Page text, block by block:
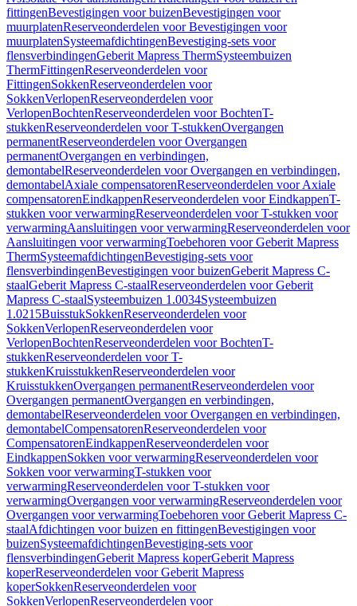
fittingenBevestigingen voor buizenBevestigingen voor
muurplatenReserveonderdelen voor Bevestigingen voor
muurplatenSysteemafdichtingenBevestiging-sets voor
flensverbindingenGeberit Mapress ThermSysteembuizen
ThermFittingenReserveonderdelen voor
FittingenSokkenReserveonderdelen voor
SokkenVerlopenReserveonderdelen voor
VerlopenBochtenReserveonderdelen voor BochtenT-
stukkenReserveonderdelen voor T-stukkenOvergangen
permanentReserveonderdelen voor Overgangen
permanentOvergangen en verbindingen,
demontabelReserveonderdelen voor Overgangen en verbindingen,
demontabelAxiale compensatorenReserveonderdelen voor Axiale
compensatorenEindkappenReserveonderdelen voor EindkappenT-
stukken voor verwarmingReserveonderdelen voor T-stukken voor
verwarmingAansluitingen voor verwarmingReserveonderdelen voor
Aansluitingen voor verwarmingToebehoren voor Geberit Mapress
ThermSysteemafdichtingenBevestiging-sets voor
flensverbindingenBevestigingen voor buizenGeberit Mapress C-
staalGeberit Mapress C-staalReserveonderdelen voor Geberit
Mapress C-staalSysteembuizen 1.0034Systeembuizen
1.0215BuisstukSokkenReserveonderdelen voor
SokkenVerlopenReserveonderdelen voor
VerlopenBochtenReserveonderdelen voor BochtenT-
stukkenReserveonderdelen voor T-
stukkenKruisstukkenReserveonderdelen voor
KruisstukkenOvergangen permanentReserveonderdelen voor
Overgangen permanentOvergangen en verbindingen,
demontabelReserveonderdelen voor Overgangen en verbindingen,
demontabelCompensatorenReserveonderdelen voor
CompensatorenEindkappenReserveonderdelen voor
EindkappenSokken voor verwarmingReserveonderdelen voor
Sokken voor verwarmingT-stukken voor
verwarmingReserveonderdelen voor T-stukken voor
verwarmingOvergangen voor verwarmingReserveonderdelen voor
Overgangen voor verwarmingToebehoren voor Geberit Mapress C-
staalAfdichtingen voor buizen en fittingenBevestigingen voor
buizenSysteemafdichtingenBevestiging-sets voor
flensverbindingenGeberit Mapress koperGeberit Mapress
koperReserveonderdelen voor Geberit Mapress
koperSokkenReserveonderdelen voor
SokkenVerlopenReserveonderdelen voor